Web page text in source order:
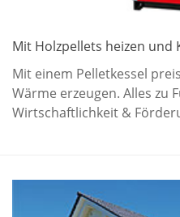
Mit Holzpellets heizen und
Mit einem Pelletkessel
Wärme erzeugen. Alles zu
Wirtschaftlichkeit &